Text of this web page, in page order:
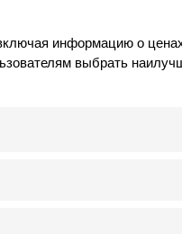
информацию о
выбрать